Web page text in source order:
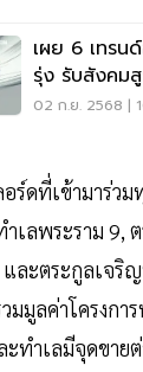
เผย 6 เทรน
รุ่ง รับสังคม
5%
02 ก.ย. 2568 |
ร์ดที่เข้ามาร่ว
เลพระราม 9,
ละตระกูลเจริ
มูลค่าโครงกา
ทำเลมีจุดขาย